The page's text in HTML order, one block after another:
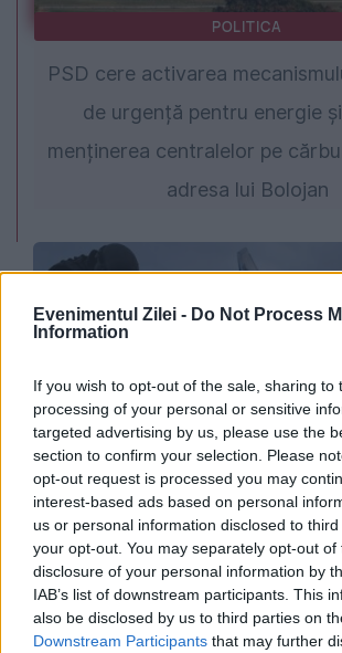
Evenimentul Zilei - Do Not Process
Information
If you wish to opt-out of the sale, sharing to
processing of your personal or sensitive
targeted advertising by us, please use the
section to confirm your selection. Please
opt-out request is processed you may
interest-based ads based on personal
us or personal information disclosed to
your opt-out. You may separately opt-out of
disclosure of your personal information by
IAB’s list of downstream participants. This
also be disclosed by us to third parties on
Downstream Participants that may further
POLITICA
PSD cere activarea
de urgență pentru energie
menținerea centralelor pe
adresa lui Bolojan
INTERNATIONAL
Incidentul cu drona de la
reacții vehemente. Rusia
de atac hibrid